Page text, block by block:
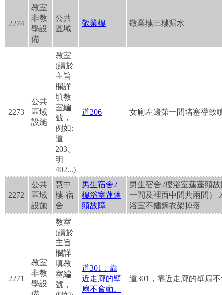
2274
教室
非教
學設
備
公共
區域
敬業樓 敬業樓三樓漏水
2273
公共
區域
設施
教室
(請於
主旨
欄詳
填教
室編
號，
例如:
道
203、
明
402...)
道206 女廁左邊第一間堵塞導致
2272
公共
區域
設施
慧中
樓-宿
舍
男生宿舍2
樓浴室蓮蓬
頭故障
男生宿舍2樓浴室蓮蓬頭
一間及裡面中間共兩間）
浴室不鏽鋼衣架掉落
2271
教室
非教
學設
教室
(請於
主旨
欄詳
填教
室編
號，
道301，靠
近走廊的壁
扇不會動。
道301，靠近走廊的壁扇